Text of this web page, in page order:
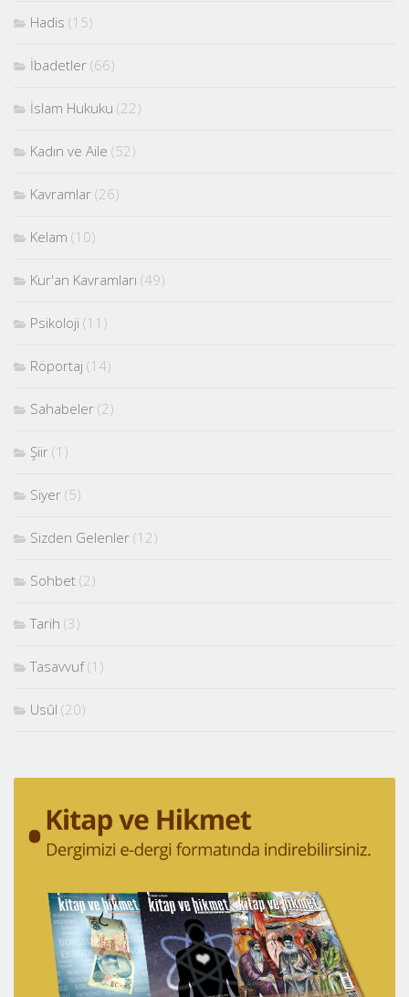
Hadis (15)
İbadetler (66)
İslam Hukuku (22)
Kadın ve Aile (52)
Kavramlar (26)
Kelam (10)
Kur'an Kavramları (49)
Psikoloji (11)
Röportaj (14)
Sahabeler (2)
Şiir (1)
Siyer (5)
Sizden Gelenler (12)
Sohbet (2)
Tarih (3)
Tasavvuf(1)
Usûl (20)